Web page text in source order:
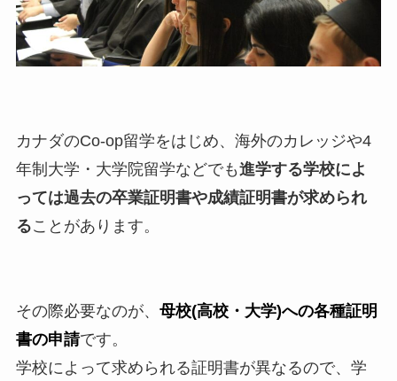
カナダのCo-op留学をはじめ、海外のカレッジや4
年制大学・大学院留学などでも進学する学校によ
っては過去の卒業証明書や成績証明書が求められ
ることがあります。
その際必要なのが、 母校(高校・大学)への各種証明
書の申請です。
学校によって求められる証明書が異なるので、学